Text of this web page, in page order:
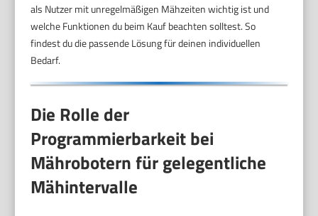
als Nutzer mit unregelmäßigen Mähzeiten wichtig ist und
welche Funktionen du beim Kauf beachten solltest. So
findest du die passende Lösung für deinen individuellen
Bedarf.
Die Rolle der
Programmierbarkeit bei
Mährobotern für gelegentliche
Mähintervalle